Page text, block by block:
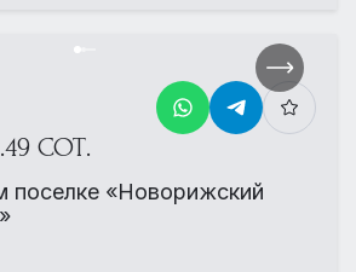
СОТ.
поселке «Новорижский